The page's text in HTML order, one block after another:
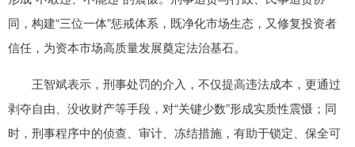
同，构建“三位一体”惩戒体系，既净化市场生态，又修复投资者
信任，为资本市场高质量发展奠定法治基石。
王智斌表示，刑事处罚的介入，不仅提高违法成本，更通过
剥夺自由、没收财产等手段，对“关键少数”形成实质性震慑；同
时，刑事程序中的侦查、审计、冻结措施，有助于锁定、保全可